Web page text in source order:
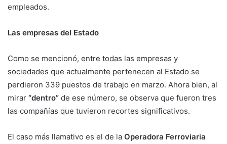
empleados.
Las empresas del Estado
Como se mencionó, entre todas las empresas y
sociedades que actualmente pertenecen al Estado se
perdieron 339 puestos de trabajo en marzo. Ahora bien, al
mirar “dentro” de ese número, se observa que fueron tres
las compañías que tuvieron recortes significativos.
El caso más llamativo es el de la Operadora Ferroviaria